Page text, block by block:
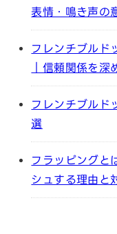
表情・鳴き声の
フレンチブルド
｜信頼関係を深
フレンチブルド
選
フラッピングと
シュする理由と